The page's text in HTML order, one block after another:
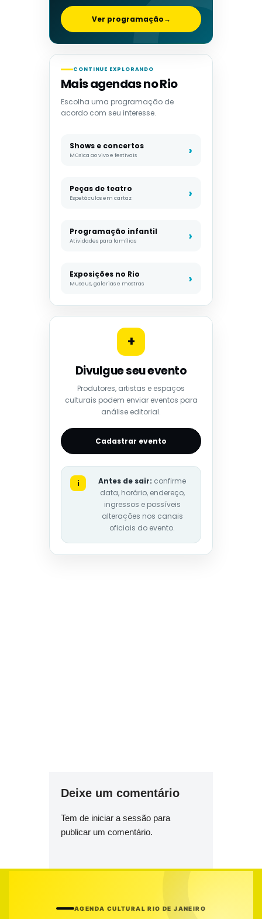
Ver programação→
CONTINUE EXPLORANDO
Mais agendas no Rio
Escolha uma programação de
acordo com seu interesse.
Shows e concertos
Música ao vivo e festivais
Peças de teatro
Espetáculos em cartaz
Programação infantil
Atividades para famílias
Exposições no Rio
Museus, galerias e mostras
+
Divulgue seu evento
Produtores, artistas e espaços
culturais podem enviar eventos para
análise editorial.
Cadastrar evento
i Antes de sair: confirme
data, horário, endereço,
ingressos e possíveis
alterações nos canais
oficiais do evento.
Deixe um comentário
Tem de iniciar a sessão para
publicar um comentário.
AGENDA CULTURAL RIO DE JANEIRO